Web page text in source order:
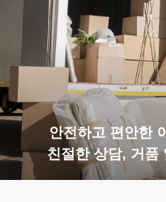
안전하고 편안한
친절한 상담, 거품